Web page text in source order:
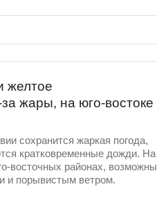
желтое
жары, на юго-востоке
сохранится жаркая погода,
кратковременные дожди. На
восточных районах, возможны
и порывистым ветром.